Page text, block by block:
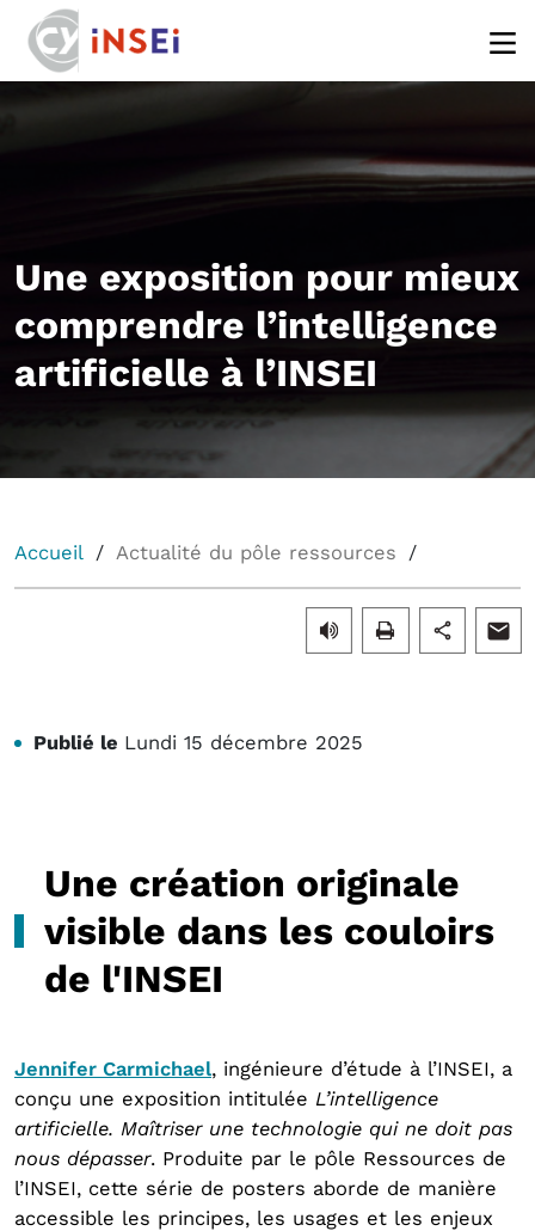
Une exposition pour mieux
comprendre l’intelligence
artificielle à l’INSEI
Accueil Actualité du pôle ressources
Publié le Lundi 15 décembre 2025
Une création originale
visible dans les couloirs
de l'INSEI
Jennifer Carmichael, ingénieure d’étude à l’INSEI, a
conçu une exposition intitulée L’intelligence
artificielle. Maîtriser une technologie qui ne doit pas
nous dépasser. Produite par le pôle Ressources de
l’INSEI, cette série de posters aborde de manière
accessible les principes, les usages et les enjeux